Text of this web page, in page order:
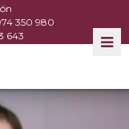
350 980
643